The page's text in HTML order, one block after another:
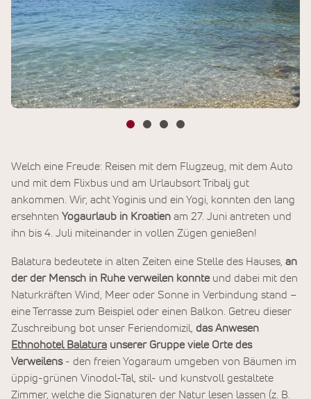
Welch eine Freude: Reisen mit dem Flugzeug, mit dem Auto
und mit dem Flixbus und am Urlaubsort Tribalj gut
ankommen. Wir, acht Yoginis und ein Yogi, konnten den lang
ersehnten Yogaurlaub in Kroatien am 27. Juni antreten und
ihn bis 4. Juli miteinander in vollen Zügen genießen!
Balatura bedeutete in alten Zeiten eine Stelle des Hauses, an
der der Mensch in Ruhe verweilen konnte und dabei mit den
Naturkräften Wind, Meer oder Sonne in Verbindung stand –
eine Terrasse zum Beispiel oder einen Balkon. Getreu dieser
Zuschreibung bot unser Feriendomizil, das Anwesen
Ethnohotel Balatura unserer Gruppe viele Orte des
Verweilens- den freien Yogaraum umgeben von Bäumen im
üppig-grünen Vinodol-Tal, stil- und kunstvoll gestaltete
Zimmer, welche die Signaturen der Natur lesen lassen (z. B.